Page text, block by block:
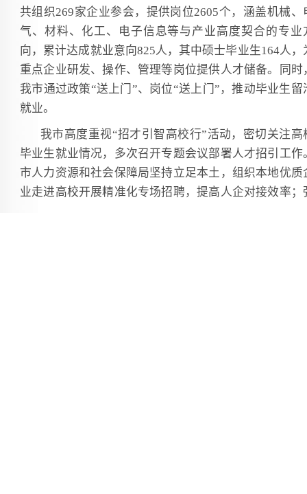
共组织269家企业参会，提供岗位2605个，涵盖机械、
气、材料、化工、电子信息等与产业高度契合的专业
向，累计达成就业意向825人，其中硕士毕业生164人，
重点企业研发、操作、管理等岗位提供人才储备。同时
我市通过政策“送上门”、岗位“送上门”，推动毕业生留
就业。
我市高度重视“招才引智高校行”活动，密切关注高
毕业生就业情况，多次召开专题会议部署人才招引工作
市人力资源和社会保障局坚持立足本土，组织本地优质
业走进高校开展精准化专场招聘，提高人企对接效率；